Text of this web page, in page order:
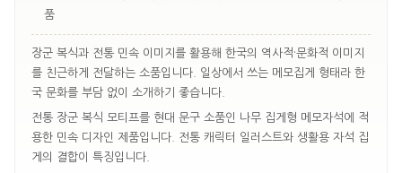
품
장군 복식과 전통 민속 이미지를 활용해 한국의 역사적·문화적 이미지
를 친근하게 전달하는 소품입니다. 일상에서 쓰는 메모집게 형태라 한
국 문화를 부담 없이 소개하기 좋습니다.
전통 장군 복식 모티프를 현대 문구 소품인 나무 집게형 메모자석에 적
용한 민속 디자인 제품입니다. 전통 캐릭터 일러스트와 생활용 자석 집
게의 결합이 특징입니다.